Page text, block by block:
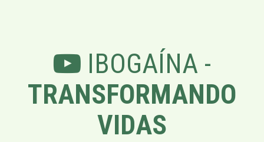
IBOGAÍNA -
TRANSFORMANDO
VIDAS